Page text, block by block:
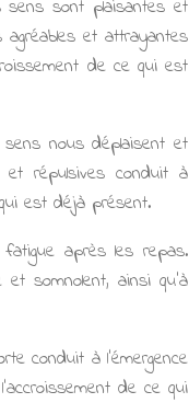
sens sont plaisantes et
et attrayantes
de ce qui est
nous déplaisent et
répulsives conduit à
est déjà présent.
après les repas.
somnolent, ainsi qu'à
conduit à l'émergence
de ce qui